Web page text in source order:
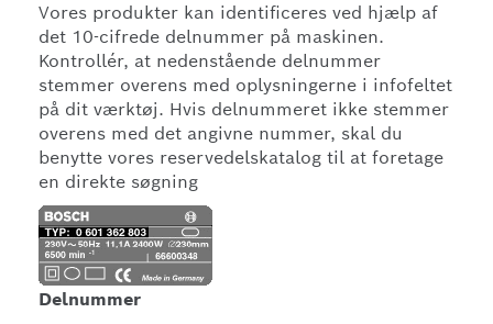
Vores produkter kan identificeres ved hjælp af
det 10-cifrede delnummer på maskinen.
Kontrollér, at nedenstående delnummer
stemmer overens med oplysningerne i infofeltet
på dit værktøj. Hvis delnummeret ikke stemmer
overens med det angivne nummer, skal du
benytte vores reservedelskatalog til at foretage
en direkte søgning
Delnummer